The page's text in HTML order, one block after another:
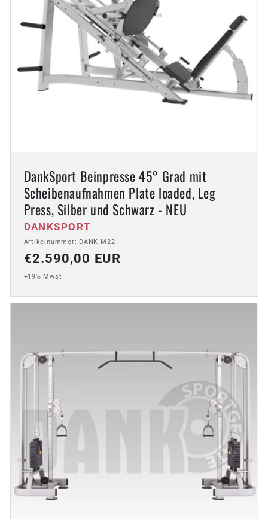
DankSport Beinpresse 45° Grad mit
Scheibenaufnahmen Plate loaded, Leg
Press, Silber und Schwarz - NEU
Anbieter:
DANKSPORT
Artikelnummer: DANK-M22
Normaler
Preis
€2.590,00 EUR
+19% Mwst